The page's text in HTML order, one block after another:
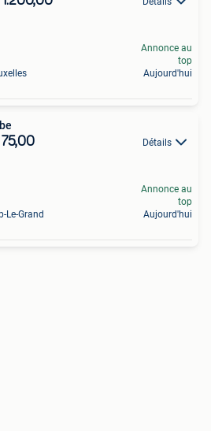
Annonce au
top
Aujourd'hui
Détails
Le-Grand
Annonce au
top
Aujourd'hui